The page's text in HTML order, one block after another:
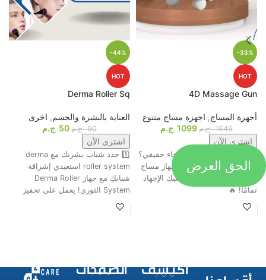
-33%
HOT
4D Massage Gun
أجهزة المساج, اجهزة مساج متنوع
1649 ج.م 1099 ج.م
اشترى الآن
جاهز تحول التعب لاسترخاء حقيقي؟
😍💆‍♂️ وأخيرًا، وصل أقوى جهاز مساج
رباعي الرؤوس اللي هينسيك الإجهاد
تمامًا! 🔥
-44%
HOT
Derma Roller Sq
العناية بالبشرة والجسم, اخرى
90 ج.م 50 ج.م
اشترى الآن
1️⃣ جدد شباب بشرتك مع derma
roller system استعيدي إشراقة
شبابكِ مع جهاز Derma Roller
System الثوري! يعمل على تحفيز
اكتشف الصفحات
الحق العرض